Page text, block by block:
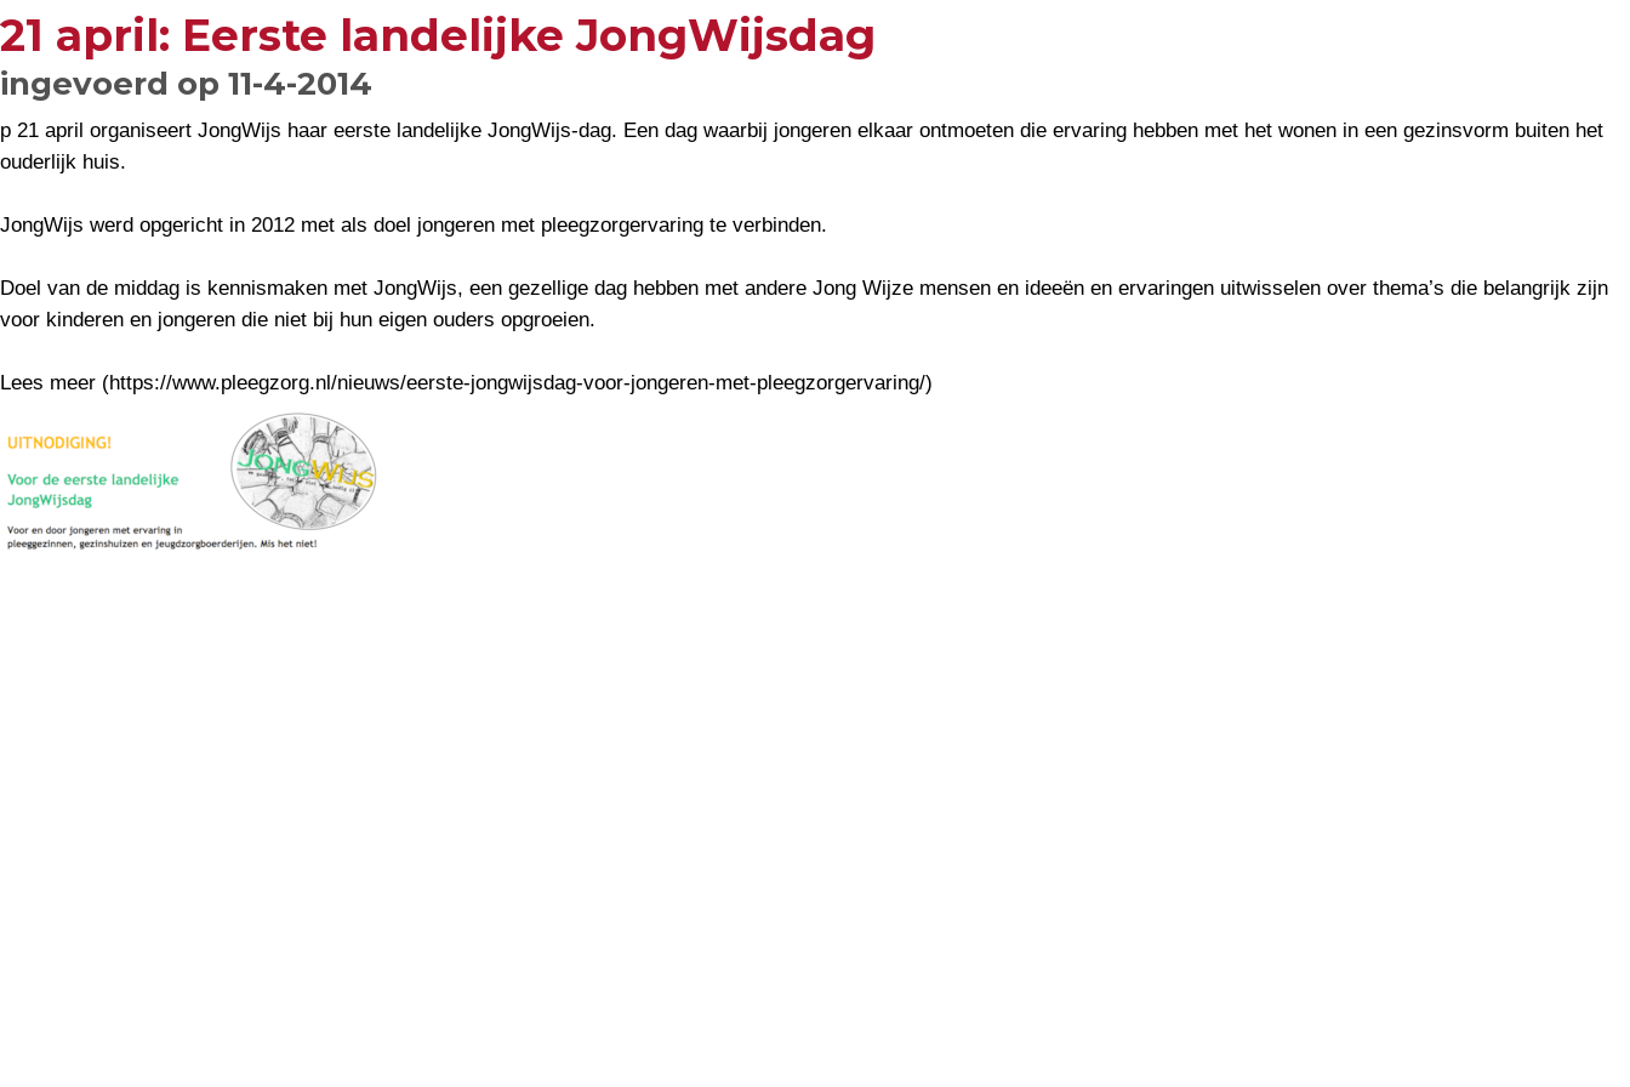
21 april: Eerste landelijke JongWijsdag
ingevoerd op 11-4-2014
p 21 april organiseert JongWijs haar eerste landelijke JongWijs-dag. Een dag waarbij jongeren elkaar ontmoeten die ervaring hebben met het wonen in een gezinsvorm buiten het
ouderlijk huis.
JongWijs werd opgericht in 2012 met als doel jongeren met pleegzorgervaring te verbinden.
Doel van de middag is kennismaken met JongWijs, een gezellige dag hebben met andere Jong Wijze mensen en ideeën en ervaringen uitwisselen over thema’s die belangrijk zijn
voor kinderen en jongeren die niet bij hun eigen ouders opgroeien.
Lees meer (https://www.pleegzorg.nl/nieuws/eerste-jongwijsdag-voor-jongeren-met-pleegzorgervaring/)